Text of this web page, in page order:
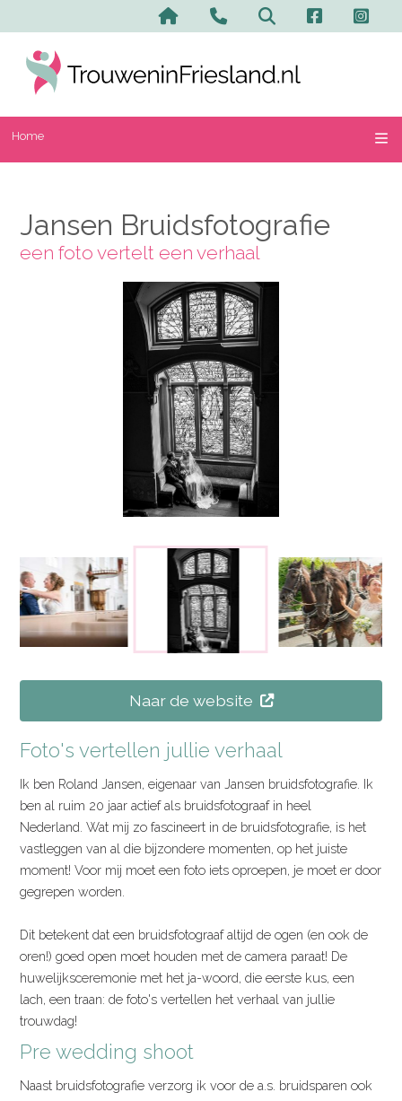
Home Contact en
Zoeken
Home
Jansen Bruidsfotografie
een foto vertelt een verhaal
Naar de website
Foto's vertellen jullie verhaal
Ik ben Roland Jansen, eigenaar van Jansen bruidsfotografie. Ik
ben al ruim 20 jaar actief als bruidsfotograaf in heel
Nederland. Wat mij zo fascineert in de bruidsfotografie, is het
vastleggen van al die bijzondere momenten, op het juiste
moment! Voor mij moet een foto iets oproepen, je moet er door
gegrepen worden.
Dit betekent dat een bruidsfotograaf altijd de ogen (en ook de
oren!) goed open moet houden met de camera paraat! De
huwelijksceremonie met het ja-woord, die eerste kus, een
lach, een traan: de foto's vertellen het verhaal van jullie
trouwdag!
Pre wedding shoot
Naast bruidsfotografie verzorg ik voor de a.s. bruidsparen ook